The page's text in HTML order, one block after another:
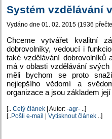
Systém vzdělávání
Vydáno dne 01. 02. 2015 (1936
Chceme vytvářet kvalitní
dobrovolníky, vedoucí i
také vzdělávání dobrovolníků
má v oblasti vzdělávání
měli bychom se proto
nejlepšího vědomí a
organizace a jsou základem
[.. Celý článek | Autor: -agr- ..]
[..Pošli e-mail Vytisknout článek ..]